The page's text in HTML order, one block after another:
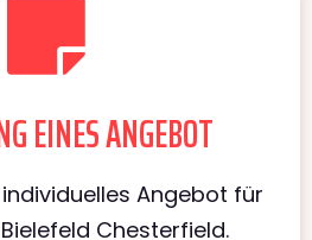
EINES ANGEBOT
Angebot für
Chesterfield.